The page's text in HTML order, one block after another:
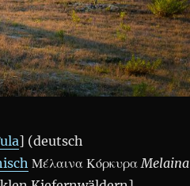
] (deutsch
Μέλαινα ΚόρκυραMelaina